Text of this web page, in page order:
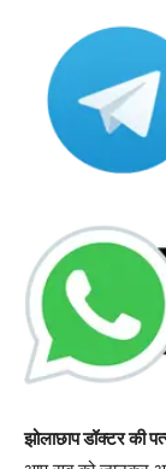
झोलाछाप डॉक्टर की